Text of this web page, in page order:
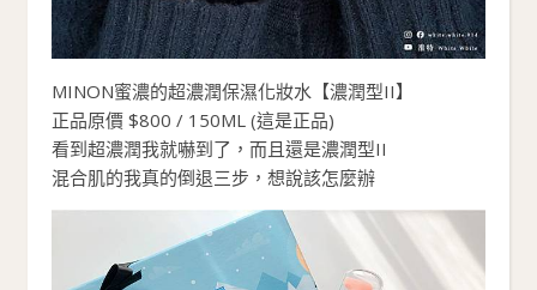
MINON蜜濃的超濃潤保濕化妝水【濃潤型II】
正品原價 $800 / 150ML (這是正品)
看到超濃潤我就嚇到了，而且還是濃潤型II
混合肌的我真的倒退三步，想說該怎麼辦